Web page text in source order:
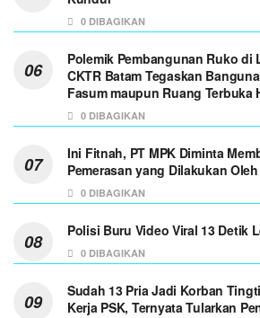
0 DIBAGIKAN
Polemik Pembangunan Ruko di
CKTR Batam Tegaskan
Fasum maupun Ruang Terbuka
0 DIBAGIKAN
Ini Fitnah, PT MPK Diminta
Pemerasan yang Dilakukan
0 DIBAGIKAN
Polisi Buru Video Viral 13 Detik
0 DIBAGIKAN
Sudah 13 Pria Jadi Korban
Kerja PSK, Ternyata Tularkan